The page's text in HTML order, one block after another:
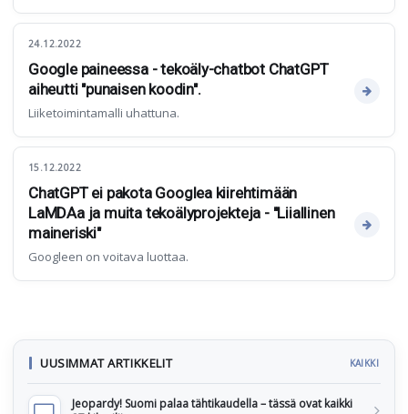
24.12.2022
Google paineessa - tekoäly-chatbot ChatGPT
aiheutti "punaisen koodin".
Liiketoimintamalli uhattuna.
15.12.2022
ChatGPT ei pakota Googlea kiirehtimään
LaMDAa ja muita tekoälyprojekteja - "Liiallinen
maineriski"
Googleen on voitava luottaa.
UUSIMMAT ARTIKKELIT KAIKKI
Jeopardy! Suomi palaa tähtikaudella – tässä ovat kaikki